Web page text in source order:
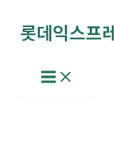
롯데익스프
Main
Menu